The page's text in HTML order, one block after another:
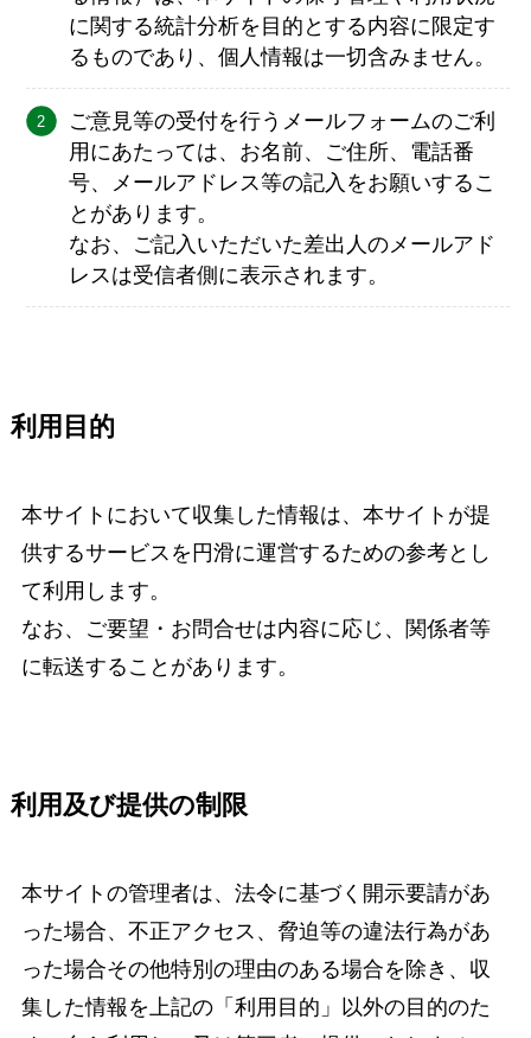
に関する統計分析を目的とする内容に限定す
るものであり、個人情報は一切含みません。
ご意見等の受付を行うメールフォームのご利
用にあたっては、お名前、ご住所、電話番
号、メールアドレス等の記入をお願いするこ
とがあります。
なお、ご記入いただいた差出人のメールアド
レスは受信者側に表示されます。
利用目的
本サイトにおいて収集した情報は、本サイトが提
供するサービスを円滑に運営するための参考とし
て利用します。
なお、ご要望・お問合せは内容に応じ、関係者等
に転送することがあります。
利用及び提供の制限
本サイトの管理者は、法令に基づく開示要請があ
った場合、不正アクセス、脅迫等の違法行為があ
った場合その他特別の理由のある場合を除き、収
集した情報を上記の「利用目的」以外の目的のた